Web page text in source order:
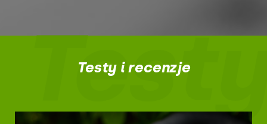
Testy
Testy i recenzje